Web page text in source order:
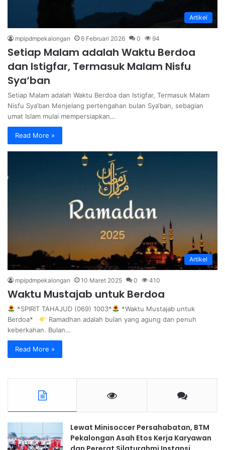
Artikel
mpipdmpekalongan 6 Februari 2026 0 94
Setiap Malam adalah Waktu Berdoa
dan Istigfar, Termasuk Malam Nisfu
Sya‘ban
Setiap Malam adalah Waktu Berdoa dan Istigfar, Termasuk Malam
Nisfu Sya‘ban Menjelang pertengahan bulan Sya‘ban, sebagian
umat Islam mulai mempersiapkan…
Read More »
Artikel
mpipdmpekalongan 10 Maret 2025 0 410
Waktu Mustajab untuk Berdoa
*SPIRIT TAHAJUD (069) 1003*
*Waktu Mustajab untuk
Berdoa*
Ramadhan adalah bulan yang agung dan penuh
keberkahan. Bulan…
Read More »
Lewat Minisoccer Persahabatan, BTM
Pekalongan Asah Etos Kerja Karyawan